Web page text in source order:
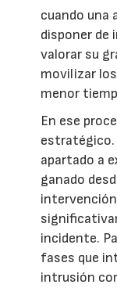
cuando una
disponer de
valorar su
movilizar
menor
En ese
estratégico.
apartado a
ganado
incidente.
fases que
intrusión